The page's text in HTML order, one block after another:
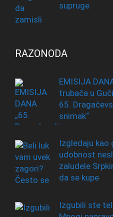
supruge
RAZONODA
EMISIJA
trubača u
65.
snimak“
Izgledaju kao
udobnost
zaludele
da se kupe
Izgubili ste